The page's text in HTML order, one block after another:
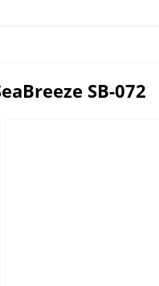
SB-072